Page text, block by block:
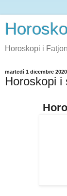
Horoskopi i
martedì 1 dicembre 2020
Horoskopi i